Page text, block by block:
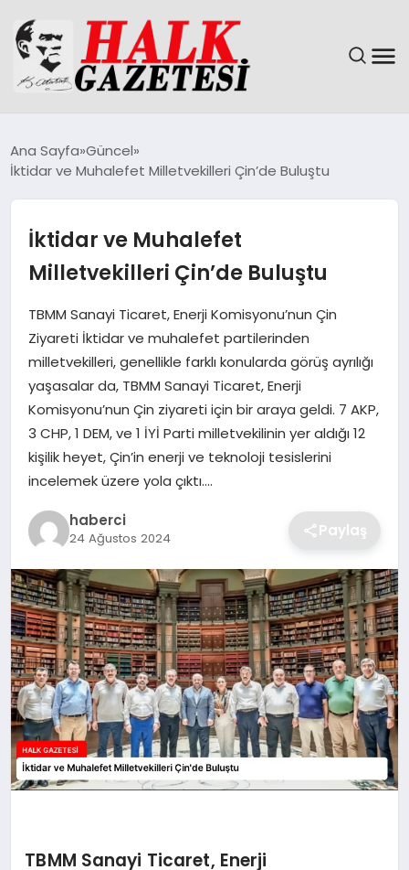
EĞITIM
EKONOMI
SIYASET
SPOR
TEKNOLOJI
Ana Sayfa Güncel
İktidar ve Muhalefet Milletvekilleri Çin’de Buluştu
İktidar ve Muhalefet
Milletvekilleri Çin’de Buluştu
TBMM Sanayi Ticaret, Enerji Komisyonu’nun Çin
Ziyareti İktidar ve muhalefet partilerinden
milletvekilleri, genellikle farklı konularda görüş ayrılığı
yaşasalar da, TBMM Sanayi Ticaret, Enerji
Komisyonu’nun Çin ziyareti için bir araya geldi. 7 AKP,
3 CHP, 1 DEM, ve 1 İYİ Parti milletvekilinin yer aldığı 12
kişilik heyet, Çin’in enerji ve teknoloji tesislerini
incelemek üzere yola çıktı….
haberci
24 Ağustos 2024 Paylaş
TBMM Sanayi Ticaret, Enerji